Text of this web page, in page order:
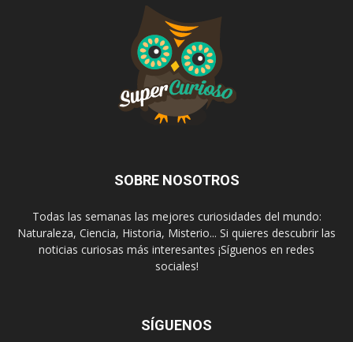
SOBRE NOSOTROS
Todas las semanas las mejores curiosidades del mundo:
Naturaleza, Ciencia, Historia, Misterio... Si quieres descubrir las
noticias curiosas más interesantes ¡Síguenos en redes
sociales!
SÍGUENOS